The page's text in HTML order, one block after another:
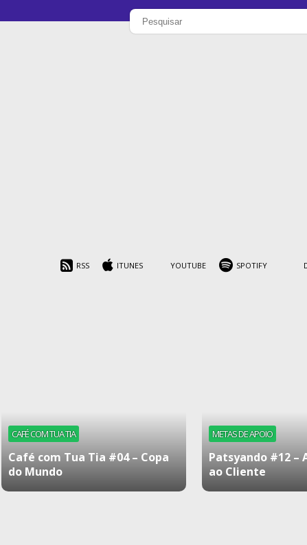
RSS ITUNES YOUTUBE SPOTIFY
CAFÉ COM TUA TIA
Café com Tua Tia #04 – Copa
do Mundo
METAS DE APOIO
Patsyando #12
ao Cliente